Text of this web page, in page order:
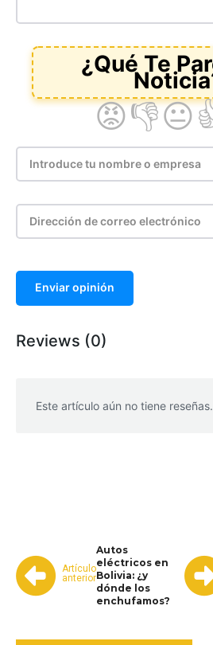
Enviar opinión
Reviews (0)
Este artículo aún no tiene reseñas.
Artículo
anterior
Autos
eléctricos en
Bolivia: ¿y
dónde los
enchufamos?